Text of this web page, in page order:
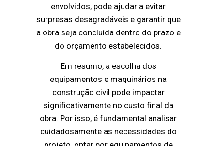
envolvidos, pode ajudar a evitar
surpresas desagradáveis e garantir que
a obra seja concluída dentro do prazo e
do orçamento estabelecidos.
Em resumo, a escolha dos
equipamentos e maquinários na
construção civil pode impactar
significativamente no custo final da
obra. Por isso, é fundamental analisar
cuidadosamente as necessidades do